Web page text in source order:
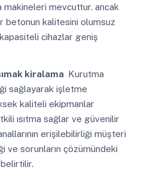
mevcuttur. ancak
betonun kalitesini olumsuz
cihazlar geniş
kiralama Kurutma
sağlayarak işletme
kaliteli ekipmanlar
ısıtma sağlar ve güvenilir
erişilebilirliği müşteri
sorunların çözümündeki